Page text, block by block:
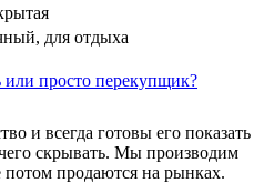
для отдыха
просто перекупщик?
и всегда готовы его показать
скрывать. Мы производим
продаются на рынках.